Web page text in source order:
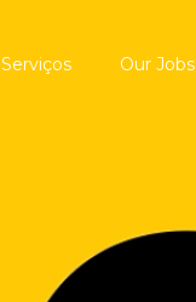
Serviços Our Jobs